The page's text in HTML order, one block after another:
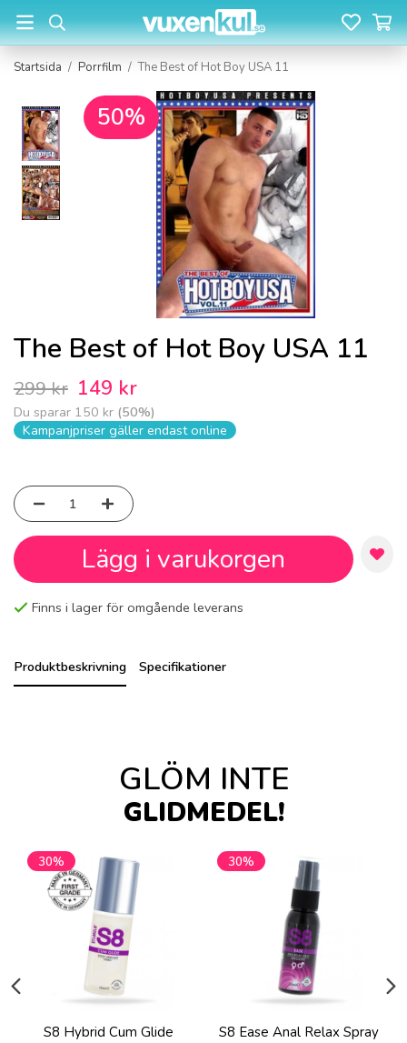
Startsida / Porrfilm / The Best of Hot Boy USA 11
50%
The Best of Hot Boy USA 11
299 kr 149 kr
Du sparar 150 kr (50%)
Kampanjpriser gäller endast online
Lägg i varukorgen
Finns i lager för omgående leverans
Produktbeskrivning Specifikationer
GLÖM INTE
GLIDMEDEL!
30%
S8 Hybrid Cum Glide
30%
S8 Ease Anal Relax Spray